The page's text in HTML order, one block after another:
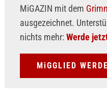
MiGAZIN mit dem
ausgezeichnet.
nichts mehr: Werde
MiGGLIED